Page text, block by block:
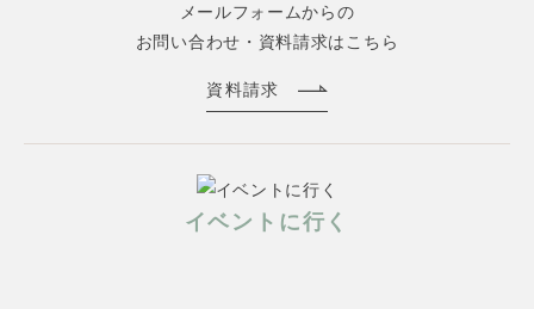
メールフォームからの
お問い合わせ・資料請求はこちら
資料請求
イベントに行く